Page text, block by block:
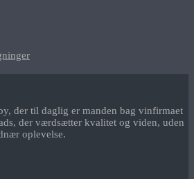
der til daglig er manden bag vinfirmaet
der værdsætter kvalitet og viden, uden
oplevelse.